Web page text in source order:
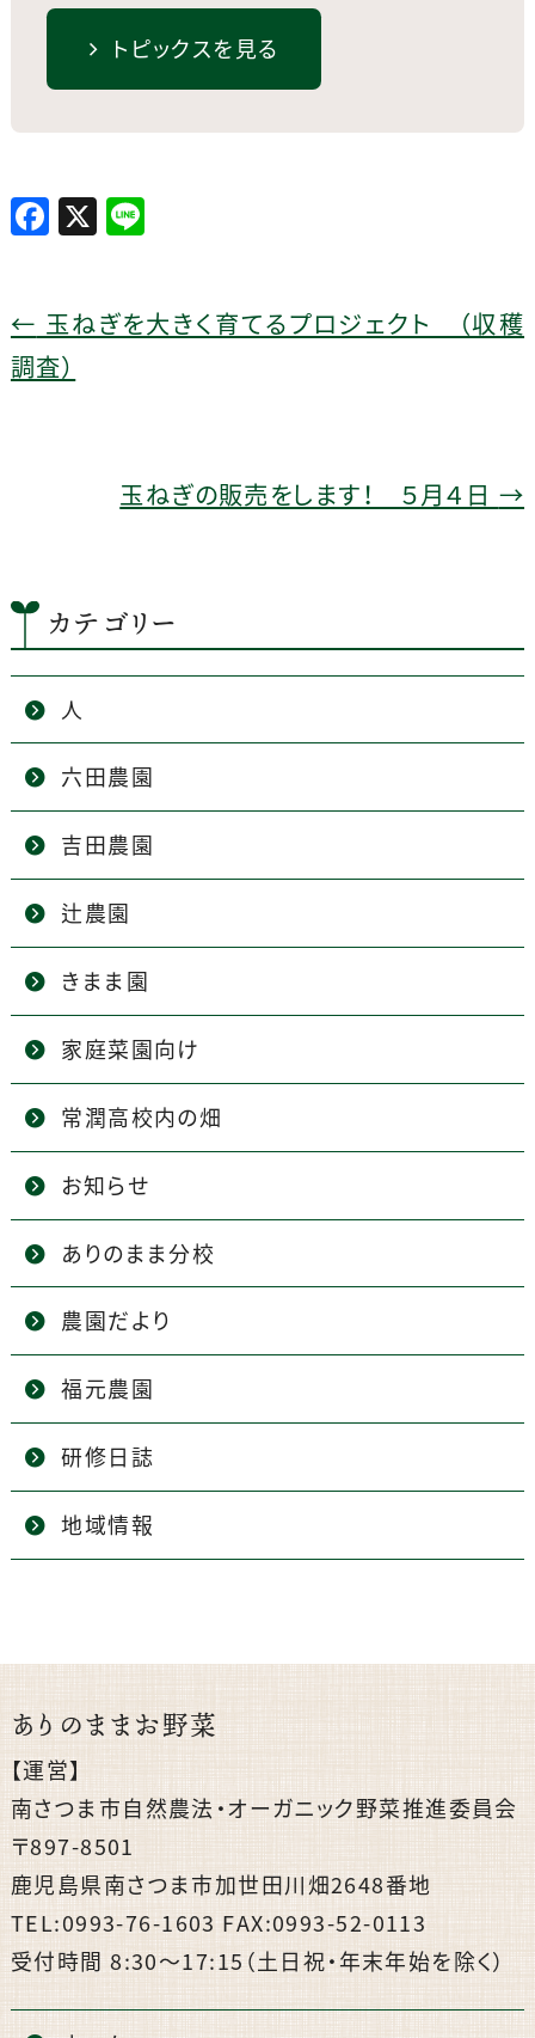
トピックスを見る
F
a
e
b
X Li
← 玉ねぎを大きく育てるプロジェクト （収穫
調査）
玉ねぎの販売をします！ ５月４日 →
カテゴリー
人
六田農園
吉田農園
辻農園
きまま園
家庭菜園向け
常潤高校内の畑
お知らせ
ありのまま分校
農園だより
福元農園
研修日誌
地域情報
ありのままお野菜
【運営】
南さつま市自然農法・オーガニック野菜推進委員会
〒897-8501
鹿児島県南さつま市加世田川畑2648番地
TEL:0993-76-1603 FAX:0993-52-0113
受付時間 8:30〜17:15（土日祝・年末年始を除く）